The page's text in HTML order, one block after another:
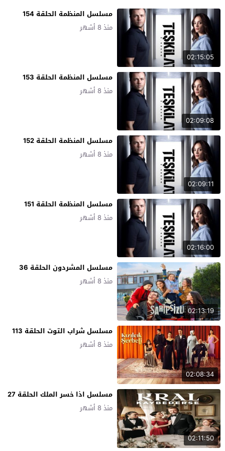
02:15:05
مسلسل المنظمة الحلقة 154
منذ 8 أشهر
02:09:08
مسلسل المنظمة الحلقة 153
منذ 8 أشهر
02:09:11
مسلسل المنظمة الحلقة 152
منذ 8 أشهر
02:16:00
مسلسل المنظمة الحلقة 151
منذ 8 أشهر
02:13:19
مسلسل المشردون الحلقة 36
منذ 8 أشهر
02:08:34
مسلسل شراب التوت الحلقة 113
منذ 8 أشهر
02:11:50
مسلسل اذا خسر الملك الحلقة 27
منذ 8 أشهر